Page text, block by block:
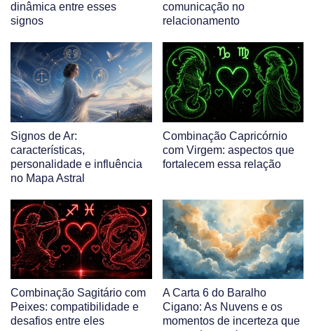
dinâmica entre esses
signos
comunicação no
relacionamento
Signos de Ar:
características,
personalidade e influência
no Mapa Astral
Combinação Capricórnio
com Virgem: aspectos que
fortalecem essa relação
Combinação Sagitário com
Peixes: compatibilidade e
desafios entre eles
A Carta 6 do Baralho
Cigano: As Nuvens e os
momentos de incerteza que